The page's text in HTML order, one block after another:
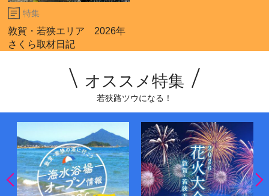
特集
敦賀・若狭エリア 2026年
さくら取材日記
オススメ特集
若狭路ツウになる！